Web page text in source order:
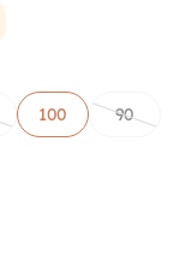
100 90